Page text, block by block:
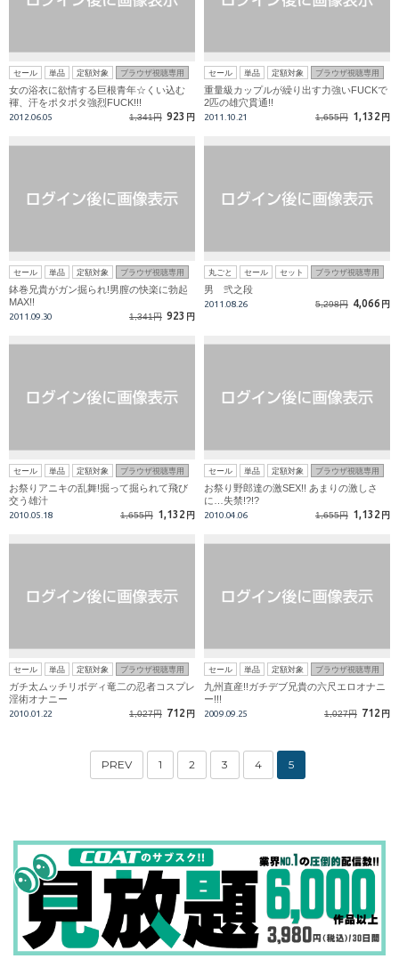
セール 単品 定額対象 ブラウザ視聴専用
女の浴衣に欲情する巨根青年☆くい込む
褌、汗をポタポタ強烈FUCK!!!
2012.06.05 1,341円 923 円
セール 単品 定額対象 ブラウザ視聴専用
重量級カップルが繰り出す力強いFUCKで
2匹の雄穴貫通!!
2011.10.21 1,655円 1,132 円
セール 単品 定額対象 ブラウザ視聴専用
鉢巻兄貴がガン掘られ!男膣の快楽に勃起
MAX!!
2011.09.30 1,341円 923 円
丸ごと セール セット ブラウザ視聴専用
男 弐之段
2011.08.26 5,298円 4,066 円
セール 単品 定額対象 ブラウザ視聴専用
お祭りアニキの乱舞!掘って掘られて飛び
交う雄汁
2010.05.18 1,655円 1,132 円
セール 単品 定額対象 ブラウザ視聴専用
お祭り野郎達の激SEX!! あまりの激しさ
に…失禁!?!?
2010.04.06 1,655円 1,132 円
セール 単品 定額対象 ブラウザ視聴専用
ガチ太ムッチリボディ竜二の忍者コスプレ
淫術オナニー
2010.01.22 1,027円 712 円
セール 単品 定額対象 ブラウザ視聴専用
九州直産!!ガチデブ兄貴の六尺エロオナニ
ー!!!
2009.09.25 1,027円 712 円
PREV 1 2 3 4 5